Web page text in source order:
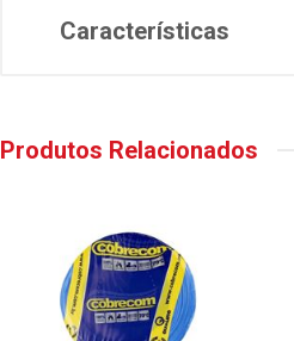
Características
Produtos Relacionados